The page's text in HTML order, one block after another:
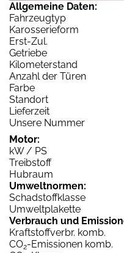
Allgemeine Daten:
Fahrzeugtyp
Karosserieform
Erst-Zul.
Getriebe
Kilometerstand
Anzahl der Türen
Farbe
Standort
Lieferzeit
Unsere Nummer
Motor:
kW / PS
Treibstoff
Hubraum
Umweltnormen:
Schadstoffklasse
Umweltplakette
Verbrauch und
Kraftstoffverbr. komb.
CO2-Emissionen komb.